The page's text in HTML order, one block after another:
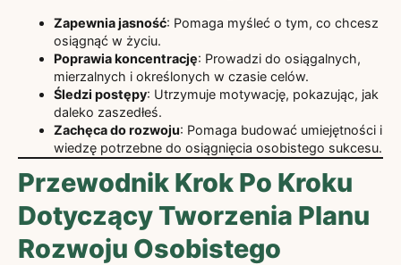
Zapewnia jasność: Pomaga myśleć o tym, co chcesz
osiągnąć w życiu.
Poprawia koncentrację: Prowadzi do osiągalnych,
mierzalnych i określonych w czasie celów.
Śledzi postępy: Utrzymuje motywację, pokazując, jak
daleko zaszedłeś.
Zachęca do rozwoju: Pomaga budować umiejętności i
wiedzę potrzebne do osiągnięcia osobistego sukcesu.
Przewodnik Krok Po Kroku
Dotyczący Tworzenia Planu
Rozwoju Osobistego